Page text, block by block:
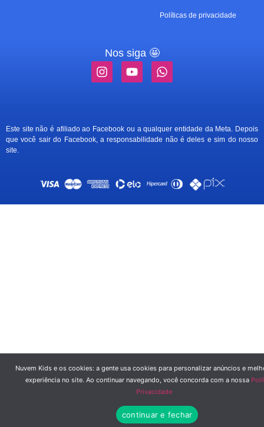
Políticas de privacidade
Nos siga 🤩
Este site não é afiliado ao Facebook ou a qualquer entidade da Meta. Depois
que você sair do Facebook, a responsabilidade não é deles e sim do nosso
site.
Nuvem Kids e os cookies: a gente usa cookies para personalizar anúncios e
experiência no site. Ao continuar navegando, você concorda com a nossa
Privacidade
continuar e fechar